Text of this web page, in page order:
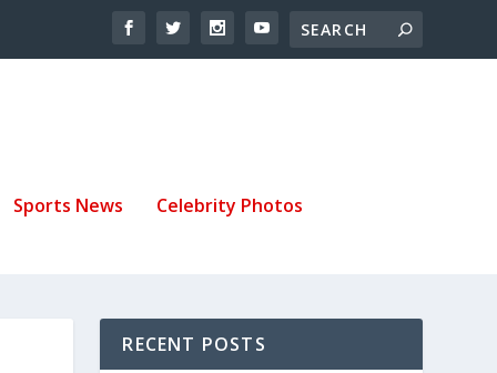
Sports News Celebrity Photos
RECENT POSTS